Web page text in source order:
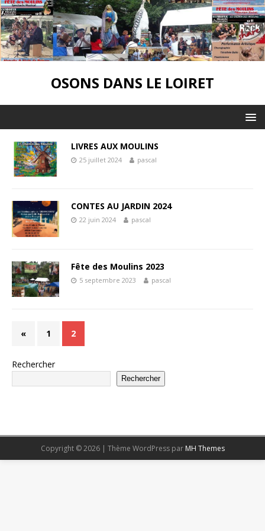
OSONS DANS LE LOIRET
LIVRES AUX MOULINS
25 juillet 2024 pascal
CONTES AU JARDIN 2024
22 juin 2024 pascal
Fête des Moulins 2023
5 septembre 2023 pascal
« 1 2
Rechercher
Rechercher
Copyright © 2026 | Thème WordPress par MH Themes